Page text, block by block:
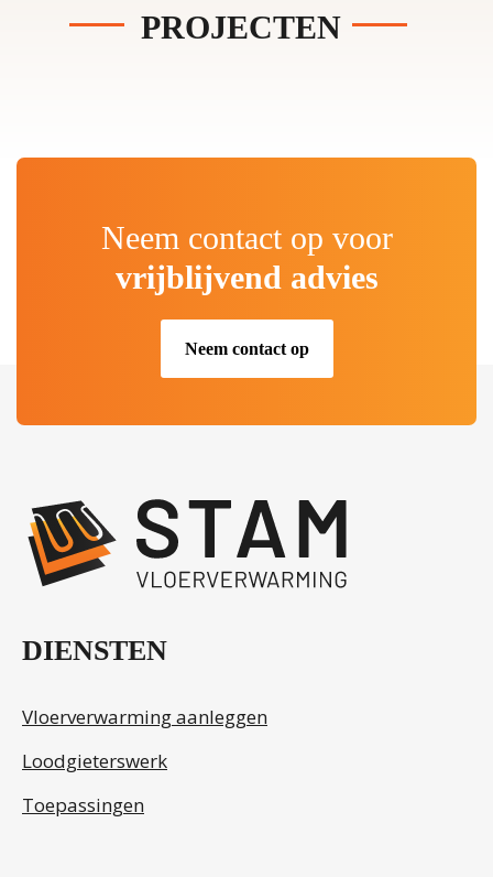
PROJECTEN
Neem contact op voor
vrijblijvend advies
Neem contact op
DIENSTEN
Vloerverwarming aanleggen
Loodgieterswerk
Toepassingen